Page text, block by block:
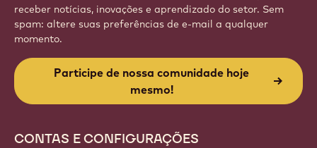
receber notícias, inovações e aprendizado do setor. Sem
spam: altere suas preferências de e-mail a qualquer
momento.
Participe de nossa comunidade hoje
mesmo!
CONTAS E CONFIGURAÇÕES